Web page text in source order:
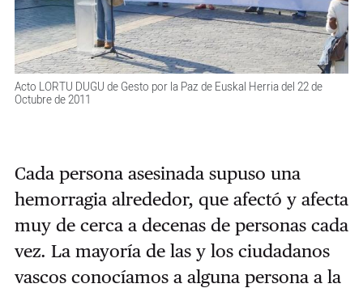
Acto LORTU DUGU de Gesto por la Paz de Euskal Herria del 22 de
Octubre de 2011
Cada persona asesinada supuso una
hemorragia alrededor, que afectó y afecta
muy de cerca a decenas de personas cada
vez. La mayoría de las y los ciudadanos
vascos conocíamos a alguna persona a la